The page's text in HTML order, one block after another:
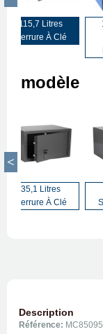
115,7 Litres
Serrure À Clé
modèle
35,1 Litres
Serrure À Clé
Description
Référence: MC85095